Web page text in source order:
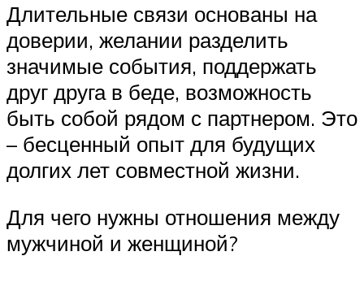
Длительные связи основаны на
доверии, желании разделить
значимые события, поддержать
друг друга в беде, возможность
быть собой рядом с партнером. Это
– бесценный опыт для будущих
долгих лет совместной жизни.
Для чего нужны отношения между
мужчиной и женщиной?